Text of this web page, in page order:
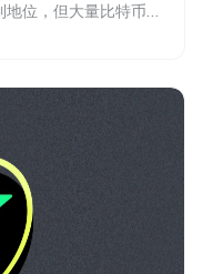
位，但大量比特币未
比特币质押在第 2 层